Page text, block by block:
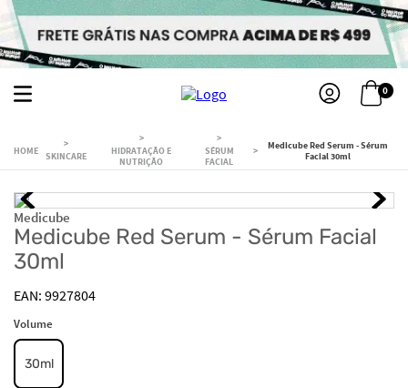
0
SKINCARE
HIDRATAÇÃO E
NUTRIÇÃO
SÉRUM
FACIAL
Medicube Red Serum - Sérum
Facial 30ml
Medicube
Medicube Red Serum - Sérum Facial
30ml
9927804
Volume
30ml